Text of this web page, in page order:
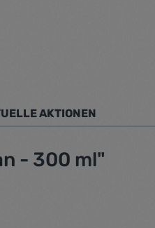
AKTIONEN
- 300 ml"